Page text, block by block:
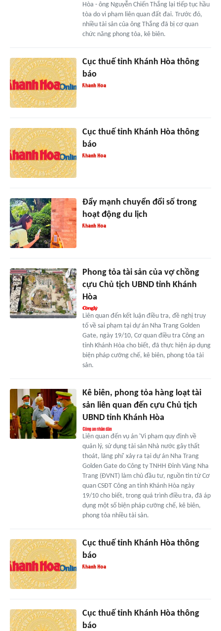
Hòa - ông Nguyễn Chiến Thắng lại tiếp tục hầu
tòa do vi phạm liên quan đất đai. Trước đó,
nhiều tài sản của ông Thắng đã bị cơ quan
chức năng phong tỏa, kê biên.
Cục thuế tỉnh Khánh Hòa thông
báo
Cục thuế tỉnh Khánh Hòa thông
báo
Đẩy mạnh chuyển đổi số trong
hoạt động du lịch
Phong tỏa tài sản của vợ chồng
cựu Chủ tịch UBND tỉnh Khánh
Hòa
Liên quan đến kết luận điều tra, đề nghị truy
tố về sai phạm tại dự án Nha Trang Golden
Gate, ngày 19/10, Cơ quan điều tra Công an
tỉnh Khánh Hòa cho biết, đã thực hiện áp dụng
biện pháp cưỡng chế, kê biên, phong tỏa tài
sản.
Kê biên, phong tỏa hàng loạt tài
sản liên quan đến cựu Chủ tịch
UBND tỉnh Khánh Hòa
Liên quan đến vụ án 'Vi phạm quy định về
quản lý, sử dụng tài sản Nhà nước gây thất
thoát, lãng phí' xảy ra tại dự án Nha Trang
Golden Gate do Công ty TNHH Đỉnh Vàng Nha
Trang (ĐVNT) làm chủ đầu tư, nguồn tin từ Cơ
quan CSĐT Công an tỉnh Khánh Hòa ngày
19/10 cho biết, trong quá trình điều tra, đã áp
dụng một số biện pháp cưỡng chế, kê biên,
phong tỏa nhiều tài sản.
Cục thuế tỉnh Khánh Hòa thông
báo
Cục thuế tỉnh Khánh Hòa thông
báo